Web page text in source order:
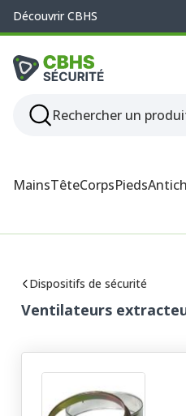
Découvrir CBHS
MainsTêteCorpsPieds
Dispositifs de sécurité
Ventilateurs